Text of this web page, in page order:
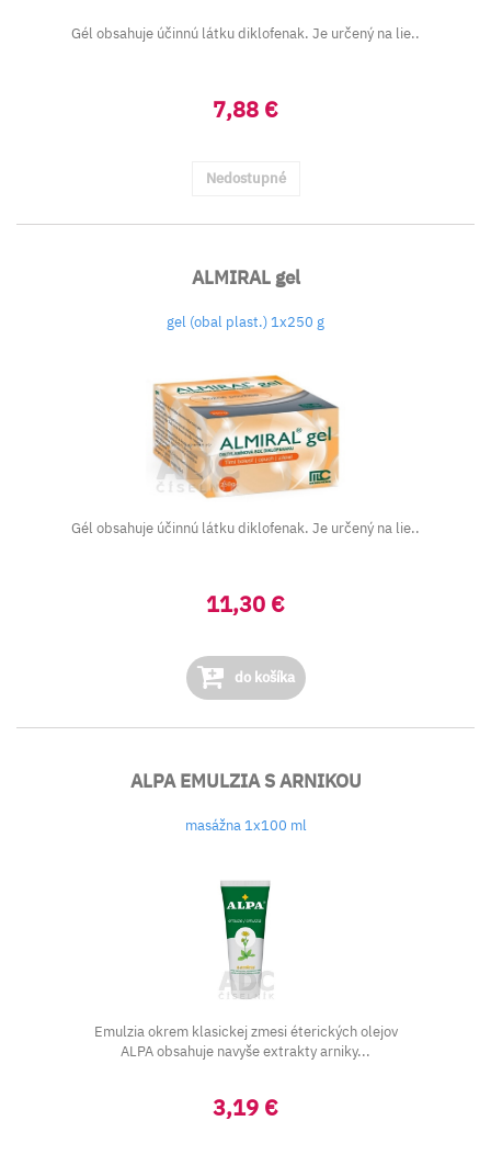
Gél obsahuje účinnú látku diklofenak. Je určený na lie..
7,88 €
Nedostupné
ALMIRAL gel
gel (obal plast.) 1x250 g
Gél obsahuje účinnú látku diklofenak. Je určený na lie..
11,30 €
do košíka
ALPA EMULZIA S ARNIKOU
masážna 1x100 ml
Emulzia okrem klasickej zmesi éterických olejov
ALPA obsahuje navyše extrakty arniky...
3,19 €